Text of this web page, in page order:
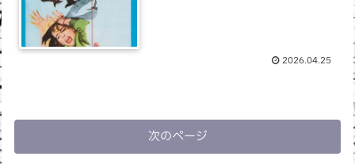
2026.04.25
次のページ